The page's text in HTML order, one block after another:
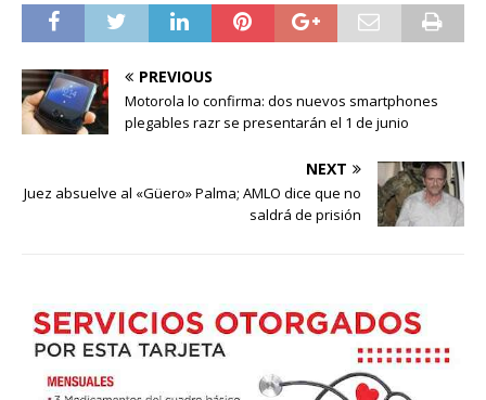
PREVIOUS
Motorola lo confirma: dos nuevos smartphones
plegables razr se presentarán el 1 de junio
NEXT
Juez absuelve al «Güero» Palma; AMLO dice que no
saldrá de prisión